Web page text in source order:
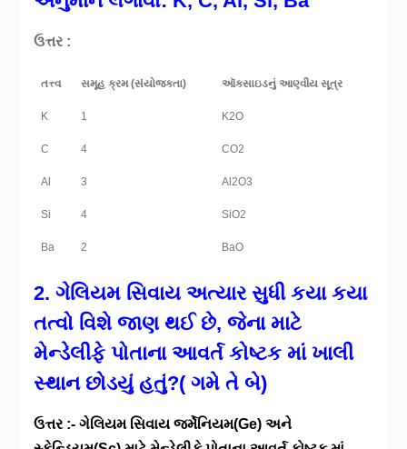
ઉત્તર :
તત્ત્વ સમૂહ ક્રમ (સંયોજકતા) ઑક્સાઇડનું આણ્વીય સૂત્ર
K 1 K2O
C 4 CO2
Al 3 Al2O3
Si 4 SiO2
Ba 2 BaO
2. ગેલિયમ સિવાય અત્યાર સુધી કયા કયા
તત્વો વિશે જાણ થઈ છે, જેના માટે
મેન્ડેલીફે પોતાના આવર્ત કોષ્ટક માં ખાલી
સ્થાન છોડયું હતું?( ગમે તે બે)
ઉત્તર :- ગેલિયમ સિવાય જર્મેનિયમ(Ge) અને